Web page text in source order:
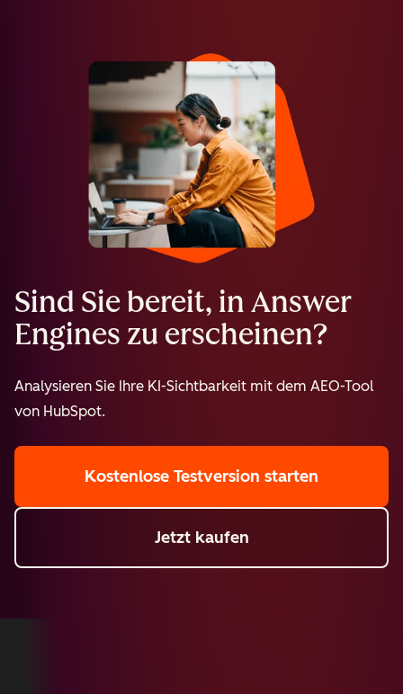
Sind Sie bereit, in Answer
Engines zu erscheinen?
Analysieren Sie Ihre KI-Sichtbarkeit mit dem AEO-Tool
von HubSpot.
Kostenlose Testversion starten
Jetzt kaufen